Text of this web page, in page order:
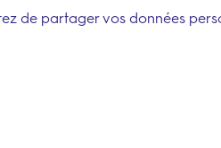
de partager vos données